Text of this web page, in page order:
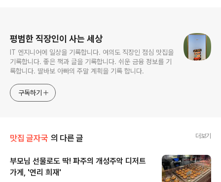
평범한 직장인이 사는 세상
IT 엔지니어에 일상을 기록합니다. 여의도 직장인 점심 맛집을
기록합니다. 좋은 책과 글을 기록합니다. 쉬운 금융 정보를 기
록합니다. 딸바보 아빠의 주말 계획을 기록 합니다.
구독하기
맛집 글자국 의 다른 글 더보기
부모님 선물로도 딱! 파주의 개성주악 디저트
가게, '연리 희재'